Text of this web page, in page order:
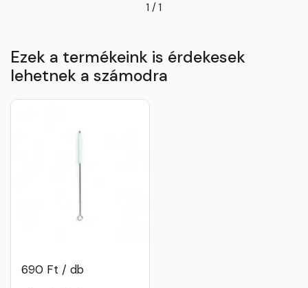
1 / 1
Ezek a termékeink is érdekesek
lehetnek a számodra
690 Ft / db